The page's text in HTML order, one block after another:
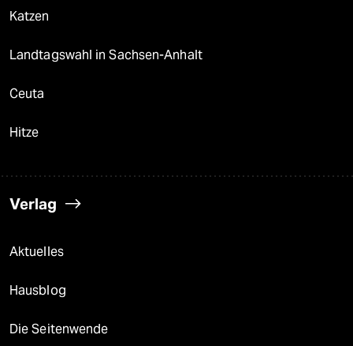
Katzen
Landtagswahl in Sachsen-Anhalt
Ceuta
Hitze
Verlag
Aktuelles
Hausblog
Die Seitenwende